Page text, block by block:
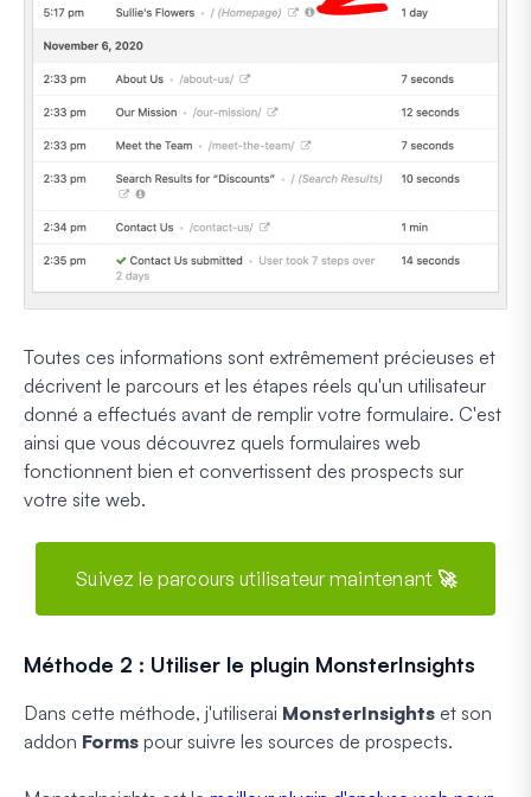
Toutes ces informations sont extrêmement précieuses et
décrivent le parcours et les étapes réels qu'un utilisateur
donné a effectués avant de remplir votre formulaire. C'est
ainsi que vous découvrez quels formulaires web
fonctionnent bien et convertissent des prospects sur
votre site web.
Suivez le parcours utilisateur maintenant 🚀
Méthode 2 : Utiliser le plugin MonsterInsights
Dans cette méthode, j'utiliserai MonsterInsights et son
addon Forms pour suivre les sources de prospects.